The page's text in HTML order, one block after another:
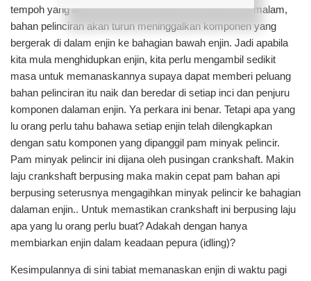
tempoh yang agak lama, iaitu mungkin sehingga satu malam,
bahan pelinciran akan turun meninggalkan komponen yang
bergerak di dalam enjin ke bahagian bawah enjin. Jadi apabila
kita mula menghidupkan enjin, kita perlu mengambil sedikit
masa untuk memanaskannya supaya dapat memberi peluang
bahan pelinciran itu naik dan beredar di setiap inci dan penjuru
komponen dalaman enjin. Ya perkara ini benar. Tetapi apa yang
lu orang perlu tahu bahawa setiap enjin telah dilengkapkan
dengan satu komponen yang dipanggil pam minyak pelincir.
Pam minyak pelincir ini dijana oleh pusingan crankshaft. Makin
laju crankshaft berpusing maka makin cepat pam bahan api
berpusing seterusnya mengagihkan minyak pelincir ke bahagian
dalaman enjin.. Untuk memastikan crankshaft ini berpusing laju
apa yang lu orang perlu buat? Adakah dengan hanya
membiarkan enjin dalam keadaan pepura (idling)?
Kesimpulannya di sini tabiat memanaskan enjin di waktu pagi